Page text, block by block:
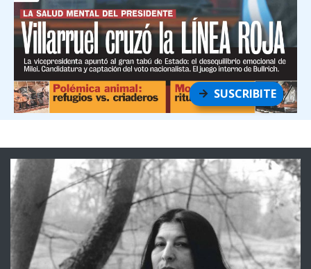
SUSCRIBITE